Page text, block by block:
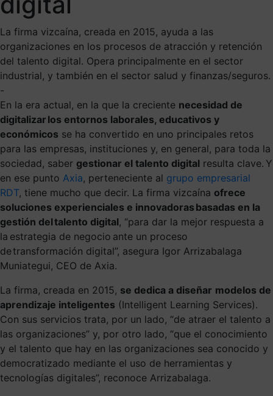
La firma vizcaína, creada en 2015, ayuda a las
organizaciones en los procesos de atracción y retención
del talento digital. Opera principalmente en el sector
industrial, y también en el sector salud y finanzas/seguros.
-
En la era actual, en la que la creciente necesidad de
digitalizar los entornos laborales, educativos y
económicos se ha convertido en uno principales retos
para las empresas, instituciones y, en general, para toda la
sociedad, saber gestionar el talento digital resulta clave. Y
en ese punto Axia, perteneciente al grupo empresarial
RDT, tiene mucho que decir. La firma vizcaína ofrece
soluciones experienciales e innovadoras basadas en la
gestión del talento digital, “para dar la mejor respuesta a
la estrategia de negocio ante un proceso
detransformación digital”, asegura Igor Arrizabalaga
Muniategui, CEO de Axia.
La firma, creada en 2015, se dedica a diseñar modelos de
aprendizaje inteligentes (Intelligent Learning Services).
Con sus servicios trata, por un lado, “de atraer el talento a
las organizaciones” y, por otro lado, “que el conocimiento
y el talento que hay en las organizaciones sea conocido y
democratizado mediante el uso de herramientas y
tecnologías digitales”, reconoce Arrizabalaga.